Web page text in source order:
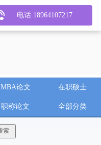
MBA论文 在职硕士
职称论文 全部分类
电话 18964107217